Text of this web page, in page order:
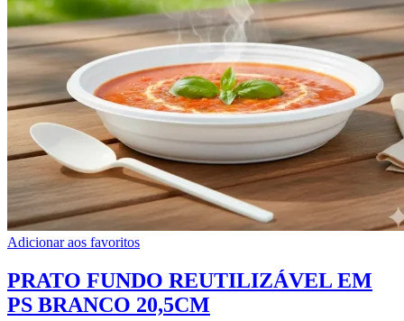
Adicionar aos favoritos
PRATO FUNDO REUTILIZÁVEL EM
PS BRANCO 20,5CM